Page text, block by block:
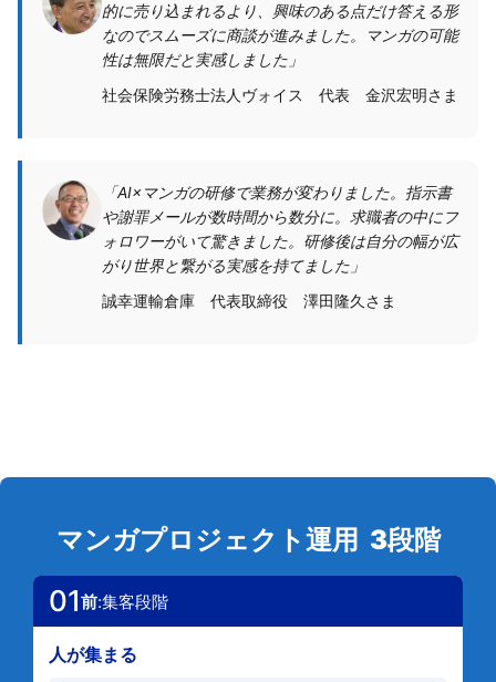
的に売り込まれるより、興味のある点だけ答える形
なのでスムーズに商談が進みました。マンガの可能
性は無限だと実感しました」
社会保険労務士法人ヴォイス 代表 金沢宏明さま
「AI×マンガの研修で業務が変わりました。指示書
や謝罪メールが数時間から数分に。求職者の中にフ
ォロワーがいて驚きました。研修後は自分の幅が広
がり世界と繋がる実感を持てました」
誠幸運輸倉庫 代表取締役 澤田隆久さま
マンガプロジェクト運用 3段階
01前:集客段階
人が集まる